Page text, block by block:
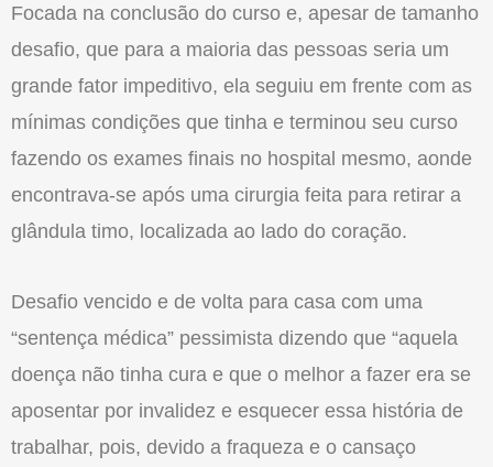
Focada na conclusão do curso e, apesar de tamanho
desafio, que para a maioria das pessoas seria um
grande fator impeditivo, ela seguiu em frente com as
mínimas condições que tinha e terminou seu curso
fazendo os exames finais no hospital mesmo, aonde
encontrava-se após uma cirurgia feita para retirar a
glândula timo, localizada ao lado do coração.
Desafio vencido e de volta para casa com uma
“sentença médica” pessimista dizendo que “aquela
doença não tinha cura e que o melhor a fazer era se
aposentar por invalidez e esquecer essa história de
trabalhar, pois, devido a fraqueza e o cansaço